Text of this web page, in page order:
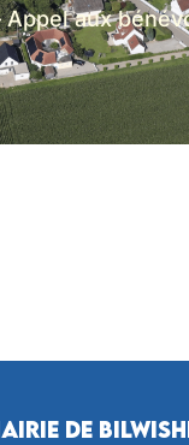
Appel aux
de